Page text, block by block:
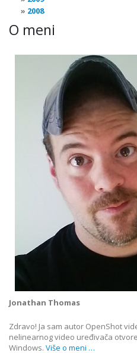
2008
O meni
Jonathan Thomas
Zdravo! Ja sam autor OpenShot
nelinearnog video uređivača
Windows. Više o meni …